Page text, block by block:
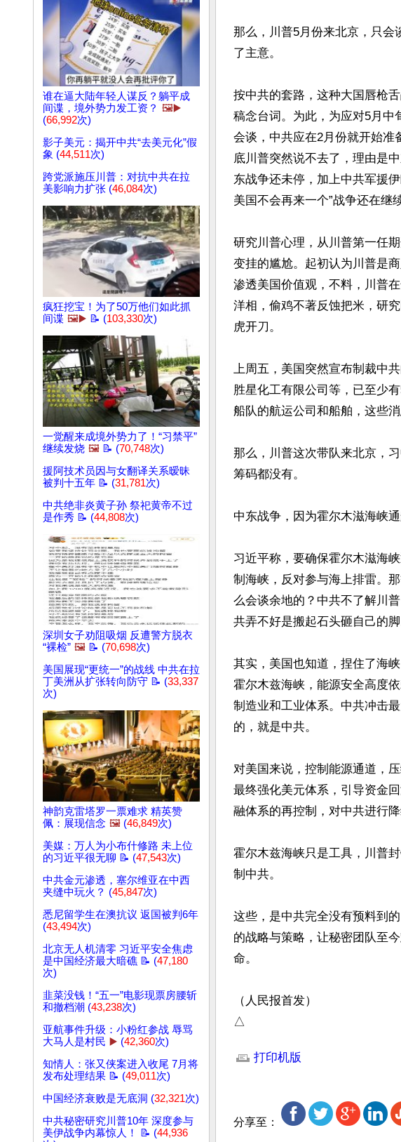
谁在逼大陆年轻人谋反？躺平成
间谍，境外势力发工资？ 🖼️▶️
(66,992次)
影子美元：揭开中共“去美元化”假
象 (44,511次)
跨党派施压川普：对抗中共在拉
美影响力扩张 (46,084次)
疯狂挖宝！为了50万他们如此抓
间谍 🖼️▶️ 📝 (103,330次)
一觉醒来成境外势力了！“习禁平”
继续发烧 🖼️ 📝 (70,748次)
援阿技术员因与女翻译关系暧昧
被判十五年 📝 (31,781次)
中共绝非炎黄子孙 祭祀黄帝不过
是作秀 📝 (44,808次)
深圳女子劝阻吸烟 反遭警方脱衣
“裸检” 🖼️ 📝 (70,698次)
美国展现“更统一”的战线 中共在拉
丁美洲从扩张转向防守 📝 (33,337
次)
神韵克雷塔罗一票难求 精英赞
佩：展现信念 🖼️ (46,849次)
美媒：万人为小布什修路 未上位
的习近平很无聊 📝 (47,543次)
中共金元渗透，塞尔维亚在中西
夹缝中玩火？ (45,847次)
悉尼留学生在澳抗议 返国被判6年
(43,494次)
北京无人机清零 习近平安全焦虑
是中国经济最大暗礁 📝 (47,180
次)
韭菜没钱！“五一”电影现票房腰斩
和撤档潮 (43,238次)
亚航事件升级：小粉红参战 辱骂
大马人是村民 ▶️ (42,360次)
知情人：张又侠案进入收尾 7月将
发布处理结果 📝 (49,011次)
中国经济衰败是无底洞 (32,321次)
中共秘密研究川普10年 深度参与
美伊战争内幕惊人！ 📝 (44,936
那么，川普5月份来北京，只会
了主意。
按中共的套路，这种大国唇枪
稿念台词。为此，为应对5月中
会谈，中共应在2月份就开始准
底川普突然说不去了，理由是
东战争还未停，加上中共军援
美国不会再来一个”战争还在继
研究川普心理，从川普第一任
变挂的尴尬。起初认为川普是
渗透美国价值观，不料，川普
洋相，偷鸡不著反蚀把米，研
虎开刀。
上周五，美国突然宣布制裁中
胜星化工有限公司等，已至少
船队的航运公司和船舶，这些
那么，川普这次带队来北京，
筹码都没有。
中东战争，因为霍尔木滋海峡通
习近平称，要确保霍尔木滋海
制海峡，反对参与海上排雷。
么会谈余地的？中共不了解川
共弄不好是搬起石头砸自己的脚
其实，美国也知道，捏住了海
霍尔木兹海峡，能源安全高度
制造业和工业体系。中共冲击
的，就是中共。
对美国来说，控制能源通道，
最终强化美元体系，引导资金
融体系的再控制，对中共进行降
霍尔木兹海峡只是工具，川普
制中共。
这些，是中共完全没有预料到
的战略与策略，让秘密团队至
命。
（人民报首发）
△
打印机版
分享至：